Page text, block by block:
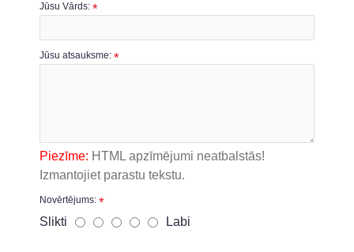
Jūsu Vārds:
Jūsu atsauksme:
Piezīme: HTML apzīmējumi neatbalstās!
Izmantojiet parastu tekstu.
Novērtējums:
Slikti Labi